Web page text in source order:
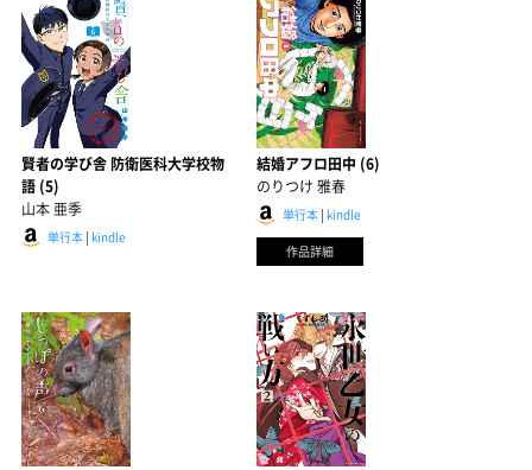
賢者の学び舎 防衛医科大学校物
語 (5)
山本 亜季
単行本 | kindle
結婚アフロ田中 (6)
のりつけ 雅春
単行本| kindle
作品詳細